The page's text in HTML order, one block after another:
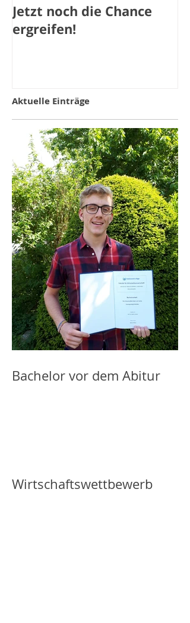
Jetzt noch die Chance
ergreifen!
Aktuelle Einträge
Bachelor vor dem Abitur
Wirtschaftswettbewerb